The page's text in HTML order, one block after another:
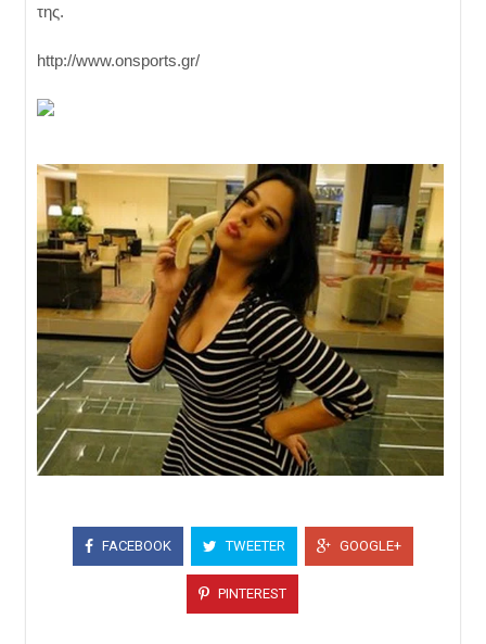
της.
http://www.onsports.gr/
FACEBOOK TWEETER GOOGLE+
PINTEREST